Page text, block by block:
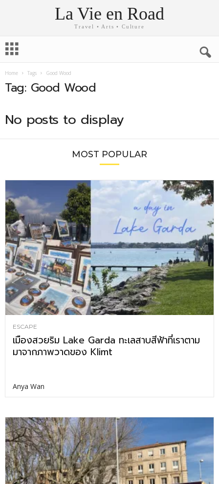
La Vie en Road
Travel • Arts • Culture
Home Tags Good Wood
Tag: Good Wood
No posts to display
MOST POPULAR
ESCAPE
เมืองสวยริม Lake Garda ทะเลสาบสีฟ้าที่เราตาม
มาจากภาพวาดของ Klimt
Anya Wan